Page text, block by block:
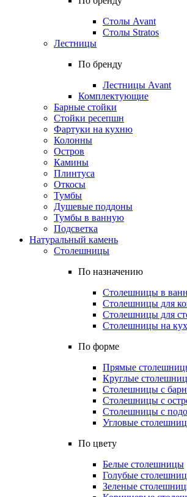
Столы Avant
Столы Stratos
Лестницы
По бренду
Лестницы Avant
Комплектующие
Барные стойки
Стойки ресепшн
Фартуки на кухню
Колонны
Остров
Камины
Плинтуса
Откосы
Тумбы
Душевые поддоны
Тумбы в ванную
Подсветка
Натуральный камень
Столешницы
По назначению
Столешницы в
Столешницы для
Столешницы для
Столешницы на
По форме
Прямые
Круглые
Столешницы с
Столешницы с
Столешницы с
Угловые
По цвету
Белые столешницы
Голубые
Зеленые